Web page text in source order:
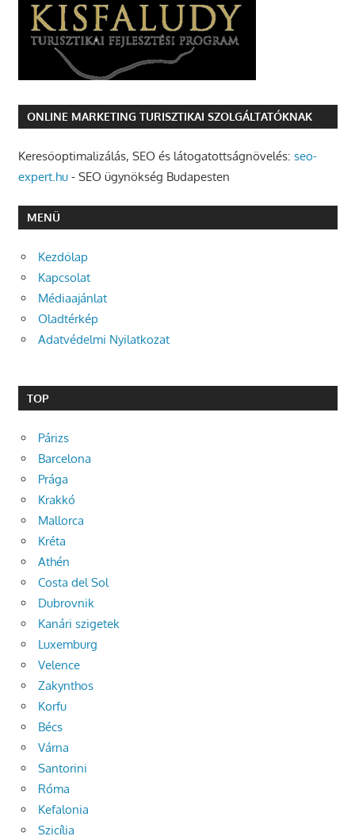
ONLINE MARKETING TURISZTIKAI SZOLGÁLTATÓKNAK
Keresőoptimalizálás, SEO és látogatottságnövelés: seo-
expert.hu- SEO ügynökség Budapesten
MENÜ
Kezdőlap
Kapcsolat
Médiaajánlat
Oladtérkép
Adatvédelmi Nyilatkozat
TOP
Párizs
Barcelona
Prága
Krakkó
Mallorca
Kréta
Athén
Costa del Sol
Dubrovnik
Kanári szigetek
Luxemburg
Velence
Zakynthos
Korfu
Bécs
Várna
Santorini
Róma
Kefalonia
Szicília